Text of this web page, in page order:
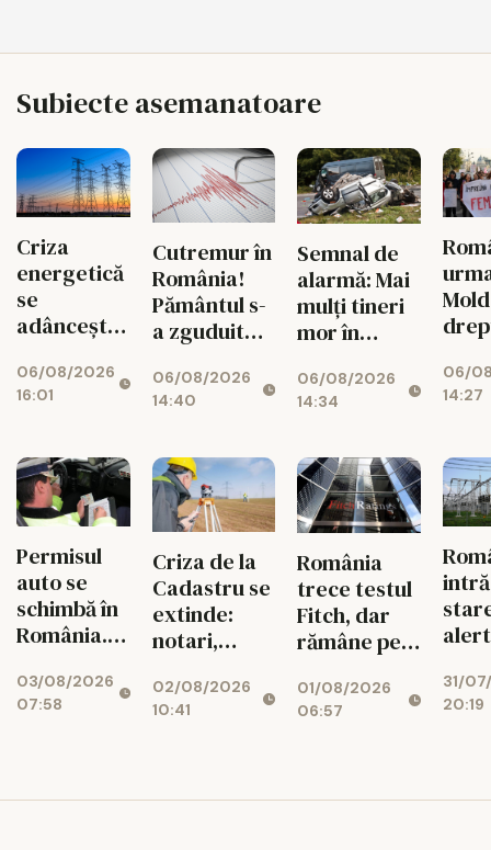
Subiecte asemanatoare
Criza
energetică
se
adâncește.
mari pot
rămâne
energie în
orele de
vârf
06/08/2026
16:01
Cutremur în
România!
Pământul s-
a zguduit
zona
seismică
06/08/2026
14:40
Semnal de
alarmă: Mai
mulți tineri
mor în
rutiere
decât din
tuberculozei
și a
drogurilor
06/08/2026
14:34
06/
14:27
Permisul
auto se
schimbă în
România.
noi îi
așteaptă
intra în
03/08/2026
07:58
Criza de la
Cadastru se
extinde:
notari,
și bănci,
afectați de
02/08/2026
10:41
România
trece testul
Fitch, dar
rămâne pe
prăpastiei
financiare
01/08/2026
06:57
31/
20:19